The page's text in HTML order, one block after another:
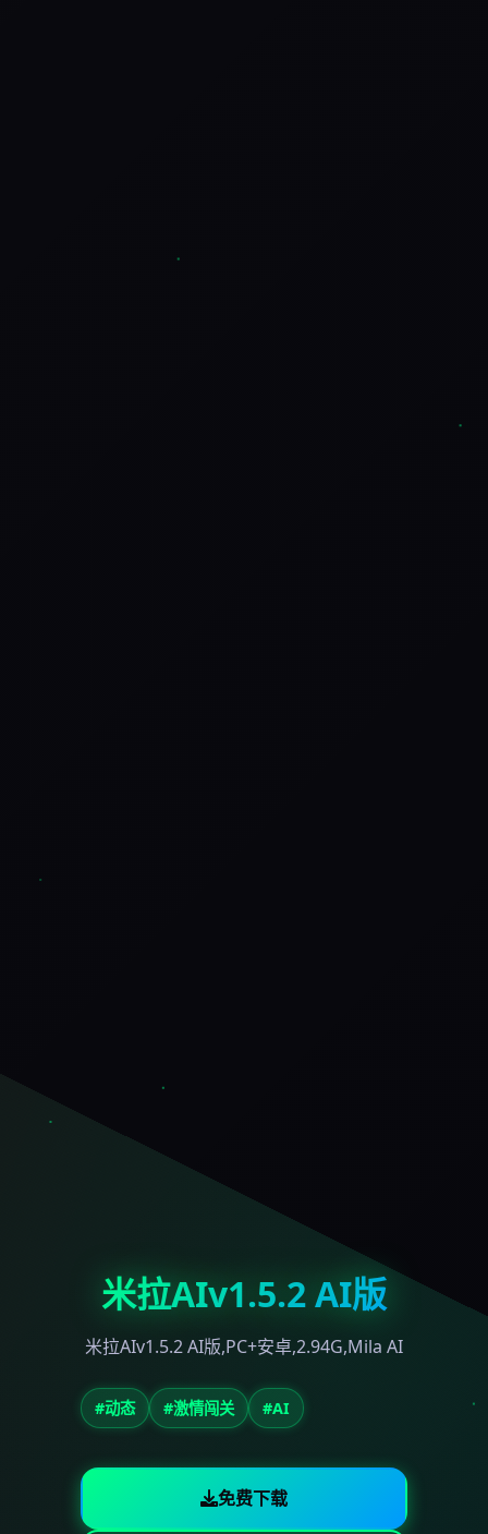
米拉AIv1.5.2 AI版
米拉AIv1.5.2 AI版,PC+安卓,2.94G,Mila AI
#动态 #激情闯关 #AI
免费下载